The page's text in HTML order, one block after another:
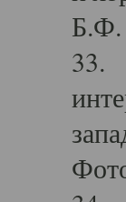
Б.Ф.
33.